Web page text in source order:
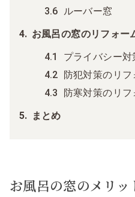
ルーバー窓
お風呂の窓のリフォー
プライバシー
防犯対策のリフ
防寒対策のリフ
まとめ
お風呂の窓のメリッ